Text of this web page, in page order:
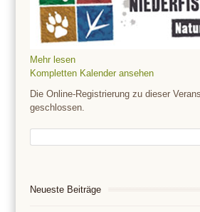
Mehr lesen
Kompletten Kalender ansehen
Die Online-Registrierung zu dieser
geschlossen.
Neueste Beiträge